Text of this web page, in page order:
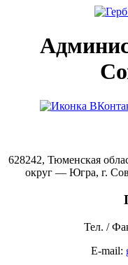
628242, Тюменская
округ — Югра, г.
Тел. /
E-mail: